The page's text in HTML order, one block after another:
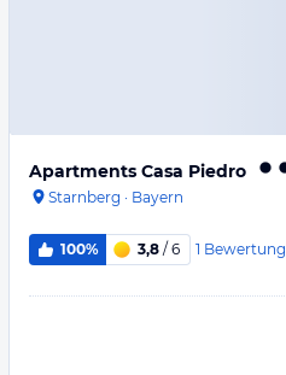
Apartments Casa Piedro
Starnberg · Bayern
100% 3,8 / 6 1 Bewertung